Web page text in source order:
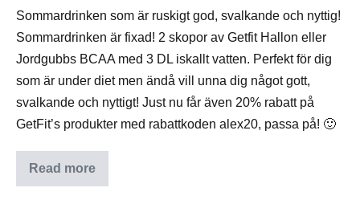
Sommardrinken som är ruskigt god, svalkande och nyttig!
Sommardrinken är fixad! 2 skopor av Getfit Hallon eller
Jordgubbs BCAA med 3 DL iskallt vatten. Perfekt för dig
som är under diet men ändå vill unna dig något gott,
svalkande och nyttigt! Just nu får även 20% rabatt på
GetFit’s produkter med rabattkoden alex20, passa på! 🙂
Read more
Bästa
sommardrinken